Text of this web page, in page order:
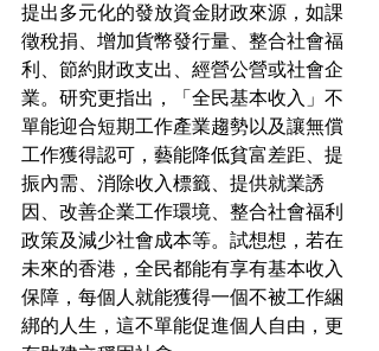
提出多元化的發放資金財政來源，如課
徵稅捐、增加貨幣發行量、整合社會福
利、節約財政支出、經營公營或社會企
業。研究更指出，「全民基本收入」不
單能迎合短期工作產業趨勢以及讓無償
工作獲得認可，藝能降低貧富差距、提
振內需、消除收入標籤、提供就業誘
因、改善企業工作環境、整合社會福利
政策及減少社會成本等。試想想，若在
未來的香港，全民都能有享有基本收入
保障，每個人就能獲得一個不被工作綑
綁的人生，這不單能促進個人自由，更